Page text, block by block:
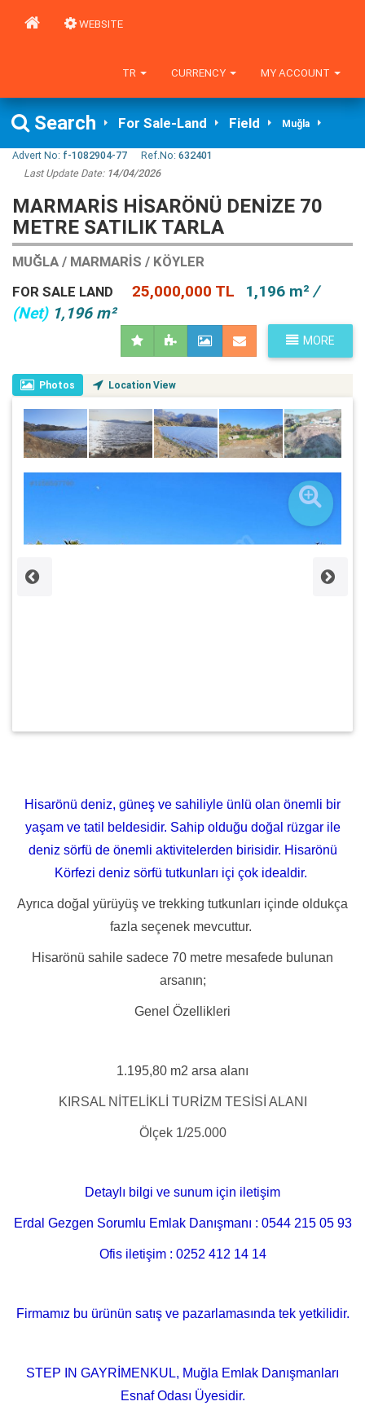
WEBSITE
MY ACCOUNT
CURRENCY
TR
Search For Sale-Land Field Muğla
Advert No: f-1082904-77 Ref.No: 632401
Last Update Date: 14/04/2026
MARMARIS HISARÖNÜ DENIZE 70
METRE SATILIK TARLA
MUĞLA / MARMARIS / KÖYLER
FOR SALE LAND
25,000,000 TL 1,196 m² /
(Net)1,196 m²
MORE
Photos Location View
Hisarönü deniz, güneş ve sahiliyle ünlü olan önemli bir
yaşam ve tatil beldesidir. Sahip olduğu doğal rüzgar ile
deniz sörfü de önemli aktivitelerden birisidir. Hisarönü
Körfezi deniz sörfü tutkunları içi çok idealdir.
Ayrıca doğal yürüyüş ve trekking tutkunları içinde oldukça
fazla seçenek mevcuttur.
Hisarönü sahile sadece 70 metre mesafede bulunan
arsanın;
Genel Özellikleri
1.195,80 m2 arsa alanı
KIRSAL NİTELİKLİ TURİZM TESİSİ ALANI
Ölçek 1/25.000
Detaylı bilgi ve sunum için iletişim
Erdal Gezgen Sorumlu Emlak Danışmanı : 0544 215 05 93
Ofis iletişim : 0252 412 14 14
Firmamız bu ürünün satış ve pazarlamasında tek yetkilidir.
STEP IN GAYRİMENKUL, Muğla Emlak Danışmanları
Esnaf Odası Üyesidir.